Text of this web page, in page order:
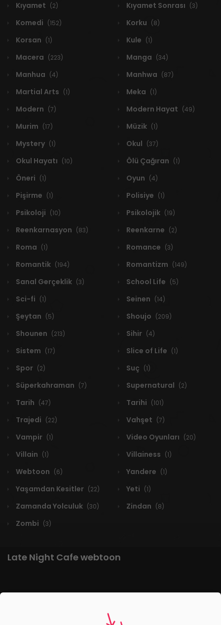
Kıyamet (2) Kıyamet Sonrası (3)
Komedi (152) Korku (8)
Korsan (1) Kule (1)
Macera (223) Manga (34)
Manhua (4) Manhwa (87)
Martial Arts (1) Meka (1)
Modern (7) Modern Hayat (49)
Murim (17) Müzik (1)
Mystery (1) Okul (37)
Okul Hayatı (10) Ölü Çağıran (1)
Öneri (1) Oyun (4)
Pişirme (1) Polisiye (1)
Psikoloji (10) Psikolojik (19)
Reenkarnasyon (83) Reenkarne (2)
Roma (1) Romance (3)
Romantik (194) Romantizm (149)
Sanal Gerçeklik (3) School Life (5)
Sci-fi (1) Seinen (14)
Şeytan (5) Shoujo (209)
Shounen (213) Sihir (4)
Sistem (17) Slice of Life (1)
Spor (2) Suç (1)
Süperkahraman (7) Supernatural (2)
Tarih (47) Tarihi (101)
Trajedi (22) Vahşet (7)
Vampir (1) Video Oyunları (20)
Villain (1) Villainess (1)
Webtoon (6) Yandere (1)
Yaşamdan Kesitler (22) Yeti (1)
Zamanda Yolculuk (30) Zindan (8)
Zombi (3)
Late Night Cafe webtoon
Popüler